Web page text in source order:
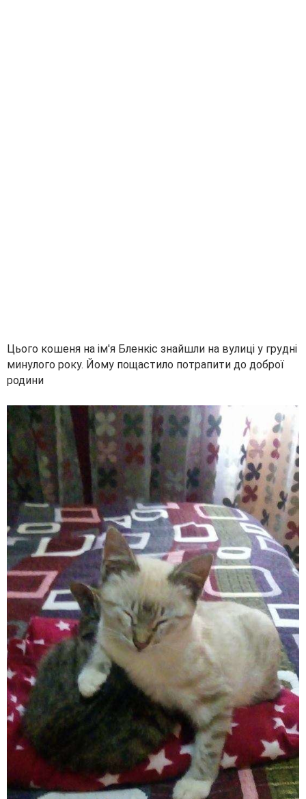
Цього кошеня на ім'я Бленкіс знайшли на вулиці у грудні
минулого року. Йому пощастило потрапити до доброї
родини